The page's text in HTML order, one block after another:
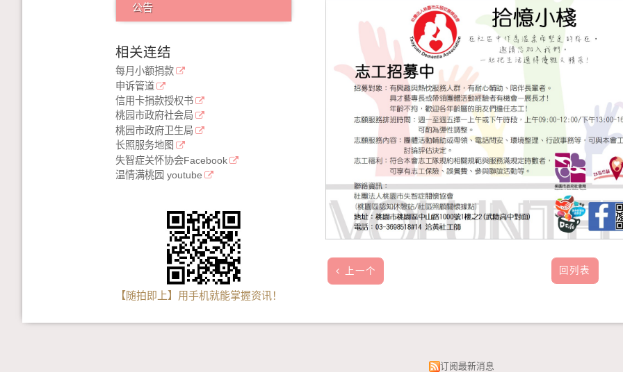
公告
相关连结
每月小额捐款
申诉管道
信用卡捐款授权书
桃园市政府社会局
桃园市政府卫生局
长照服务地图
失智症关怀协会Facebook
温情满桃园 youtube
【随拍即上】用手机就能掌握资讯！
上一个 回列表
订阅最新消息